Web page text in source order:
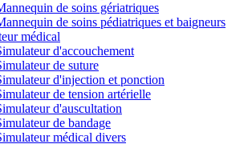
de soins gériatriques
de soins pédiatriques et baigneurs
médical
d'accouchement
de suture
d'injection et ponction
de tension artérielle
d'auscultation
de bandage
médical divers